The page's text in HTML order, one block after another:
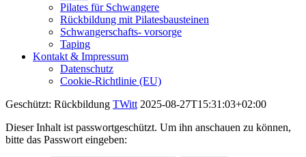
Pilates für Schwangere
Rückbildung mit Pilatesbausteinen
Schwangerschafts- vorsorge
Taping
Kontakt & Impressum
Datenschutz
Cookie-Richtlinie (EU)
Geschützt: Rückbildung TWitt 2025-08-27T15:31:03+02:00
Dieser Inhalt ist passwortgeschützt. Um ihn anschauen zu können,
bitte das Passwort eingeben: